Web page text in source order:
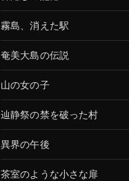
霧島、消えた駅
奄美大島の伝説
山の女の子
辿静祭の禁を破った村
異界の午後
茶室のような小さな扉